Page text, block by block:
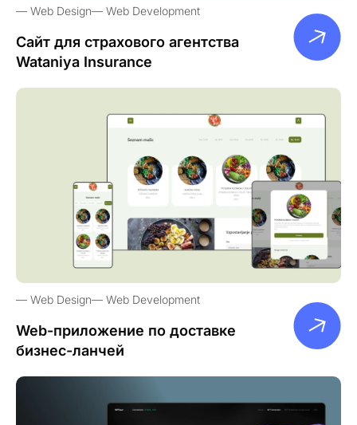
Web Design Web Development
Сайт для страхового агентства
Wataniya Insurance
Web Design Web Development
Web-приложение по доставке
бизнес-ланчей